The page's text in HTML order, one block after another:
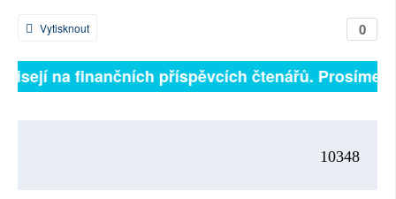
0
Vytisknout
na finančních příspěvcích čtenářů. Prosíme,
10348